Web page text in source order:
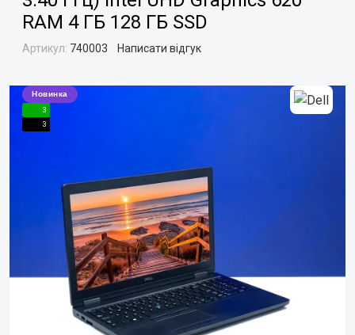
RAM 4 ГБ 128 ГБ SSD
Артикул: 740003 Написати відгук
Новинка
3
3